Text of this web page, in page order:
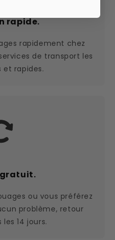
rapide.
rapidement chez
de transport les
et rapides.
ou vous préférez
problème, retour
14 jours.